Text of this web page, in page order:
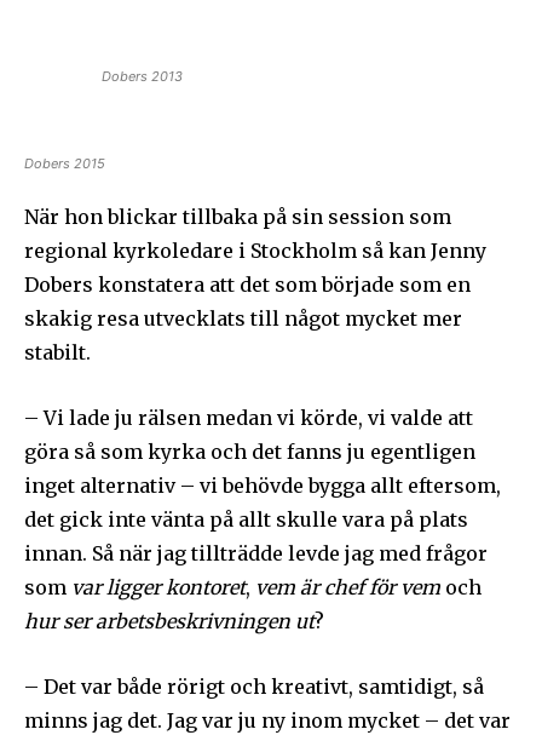
Dobers 2013
Dobers 2015
När hon blickar tillbaka på sin session som
regional kyrkoledare i Stockholm så kan Jenny
Dobers konstatera att det som började som en
skakig resa utvecklats till något mycket mer
stabilt.
– Vi lade ju rälsen medan vi körde, vi valde att
göra så som kyrka och det fanns ju egentligen
inget alternativ – vi behövde bygga allt eftersom,
det gick inte vänta på allt skulle vara på plats
innan. Så när jag tillträdde levde jag med frågor
som var ligger kontoret, vem är chef för vem och
hur ser arbetsbeskrivningen ut?
– Det var både rörigt och kreativt, samtidigt, så
minns jag det. Jag var ju ny inom mycket – det var